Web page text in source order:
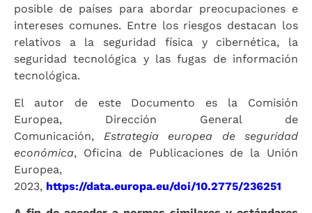
posible de países para abordar preocupaciones e
intereses comunes. Entre los riesgos destacan los
relativos a la seguridad física y cibernética, la
seguridad tecnológica y las fugas de información
tecnológica.
El autor de este Documento es la Comisión
Europea, Dirección General de
Comunicación, Estrategia europea de seguridad
económica, Oficina de Publicaciones de la Unión
Europea,
2023, https://data.europa.eu/doi/10.2775/236251